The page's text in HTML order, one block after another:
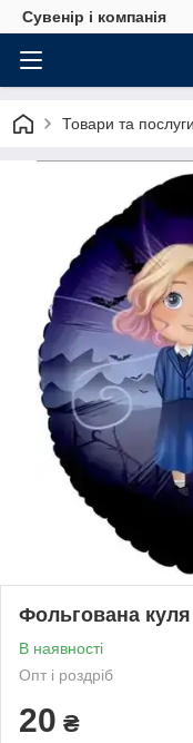
Сувенір і компанія
Товари та послуги
Фольгована
В наявності
Опт і роздріб
20 ₴